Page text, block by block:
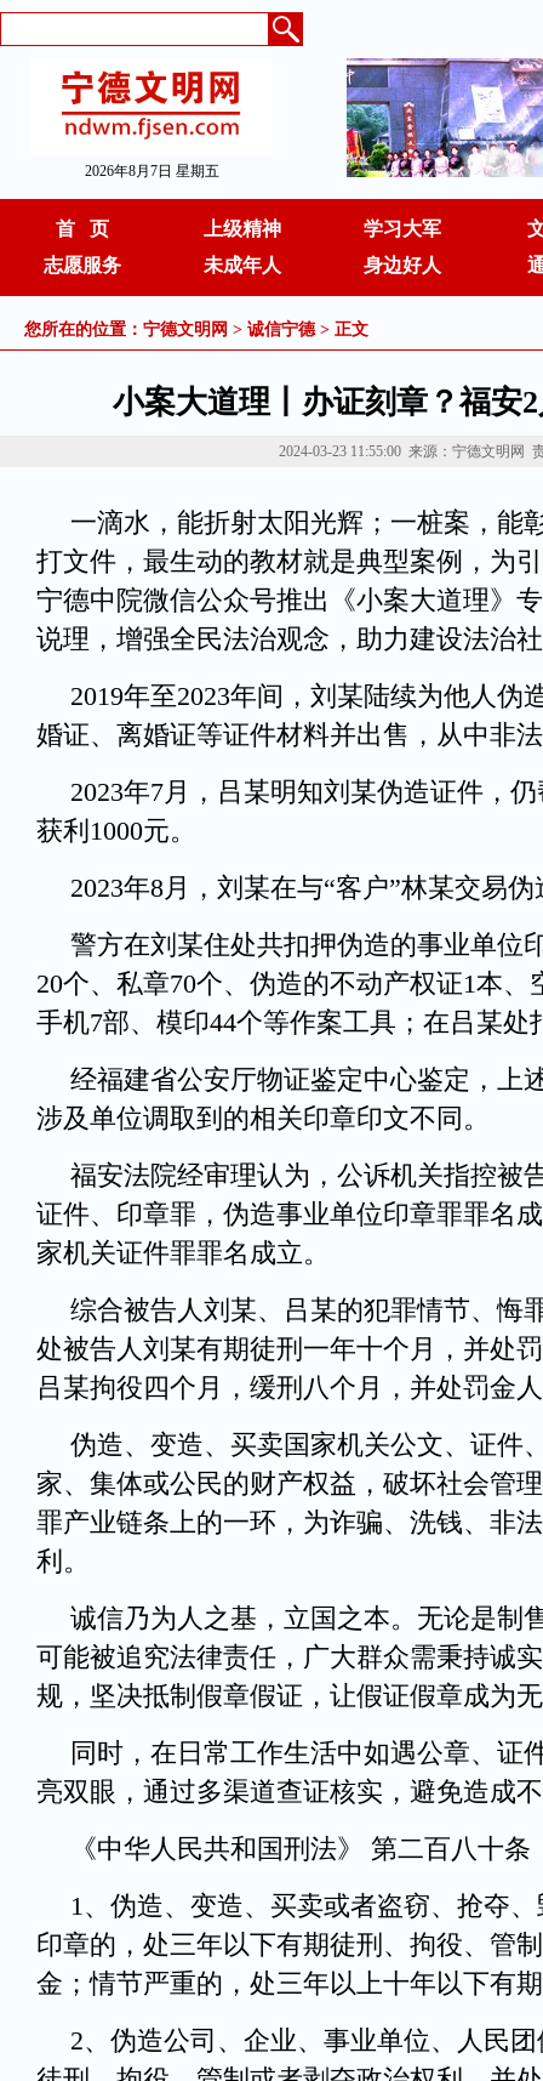
2026年8月7日 星期五
首 页 上级精神
学习大军
志愿服务
未成年人 身边好人
您所在的位置： 宁德文明网 > 诚信宁德> 正文
小案大道理丨办证刻章？福安
2024-03-23 11:55:00 来源：宁德文明网
一滴水，能折射太阳光辉；一桩案，能
打文件，最生动的教材就是典型案例，为
宁德中院微信公众号推出《小案大道理》
说理，增强全民法治观念，助力建设法治
2019年至2023年间，刘某陆续为他人
婚证、离婚证等证件材料并出售，从中非
2023年7月，吕某明知刘某伪造证件，
获利1000元。
2023年8月，刘某在与“客户”林某交易
警方在刘某住处共扣押伪造的事业单位
20个、私章70个、伪造的不动产权证1本
手机7部、模印44个等作案工具；在吕某
经福建省公安厅物证鉴定中心鉴定，上
涉及单位调取到的相关印章印文不同。
福安法院经审理认为，公诉机关指控被
证件、印章罪，伪造事业单位印章罪罪名
家机关证件罪罪名成立。
综合被告人刘某、吕某的犯罪情节、悔
处被告人刘某有期徒刑一年十个月，并处
吕某拘役四个月，缓刑八个月，并处罚金
伪造、变造、买卖国家机关公文、证件
家、集体或公民的财产权益，破坏社会管
罪产业链条上的一环，为诈骗、洗钱、非
利。
诚信乃为人之基，立国之本。无论是制
可能被追究法律责任，广大群众需秉持诚
规，坚决抵制假章假证，让假证假章成为
同时，在日常工作生活中如遇公章、证
亮双眼，通过多渠道查证核实，避免造成
《中华人民共和国刑法》 第二百八十条
1、伪造、变造、买卖或者盗窃、抢夺
印章的，处三年以下有期徒刑、拘役、管
金；情节严重的，处三年以上十年以下有
2、伪造公司、企业、事业单位、人民